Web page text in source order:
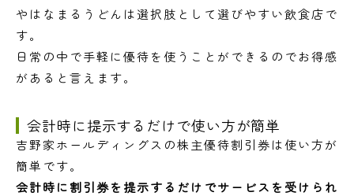
やはなまるうどんは選択肢として選びやすい飲食店で
す。
日常の中で手軽に優待を使うことができるのでお得感
があると言えます。
会計時に提示するだけで使い方が簡単
吉野家ホールディングスの株主優待割引券は使い方が
簡単です。
会計時に割引券を提示するだけでサービスを受けられ